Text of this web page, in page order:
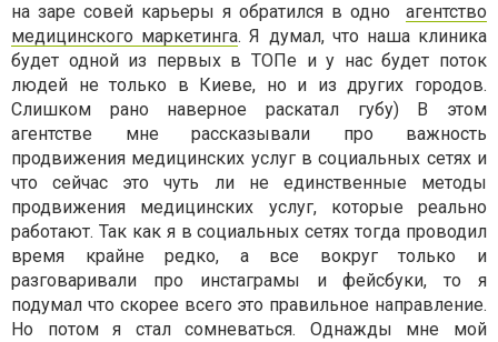
на заре совей карьеры я обратился в одно агентство
медицинского маркетинга. Я думал, что наша клиника
будет одной из первых в ТОПе и у нас будет поток
людей не только в Киеве, но и из других городов.
Слишком рано наверное раскатал губу) В этом
агентстве мне рассказывали про важность
продвижения медицинских услуг в социальных сетях и
что сейчас это чуть ли не единственные методы
продвижения медицинских услуг, которые реально
работают. Так как я в социальных сетях тогда проводил
время крайне редко, а все вокруг только и
разговаривали про инстаграмы и фейсбуки, то я
подумал что скорее всего это правильное направление.
Но потом я стал сомневаться. Однажды мне мой